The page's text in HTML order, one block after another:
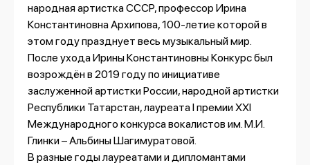
народная артистка СССР, профессор Ирина
Константиновна Архипова, 100-летие которой в
этом году празднует весь музыкальный мир.
После ухода Ирины Константиновны Конкурс был
возрождён в 2019 году по инициативе
заслуженной артистки России, народной артистки
Республики Татарстан, лауреата I премии XXI
Международного конкурса вокалистов им. М.И.
Глинки – Альбины Шагимуратовой.
В разные годы лауреатами и дипломантами